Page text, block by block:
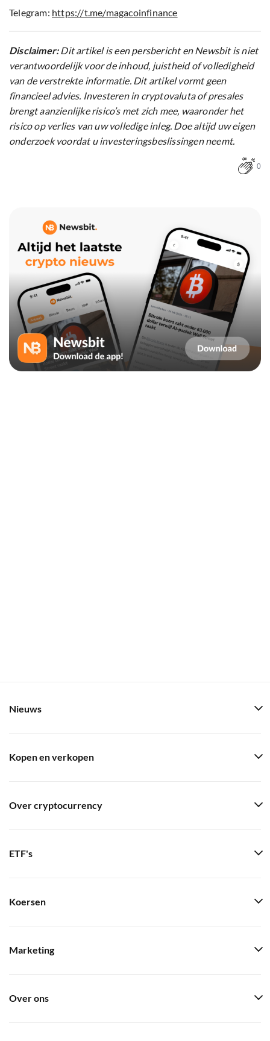
Telegram: https://t.me/magacoinfinance
Disclaimer:Dit artikel is een persbericht en Newsbit is niet
verantwoordelijk voor de inhoud, juistheid of volledigheid
van de verstrekte informatie. Dit artikel vormt geen
financieel advies. Investeren in cryptovaluta of presales
brengt aanzienlijke risico’s met zich mee, waaronder het
risico op verlies van uw volledige inleg. Doe altijd uw eigen
onderzoek voordat u investeringsbeslissingen neemt.
0
Nieuws
Kopen en verkopen
Over cryptocurrency
ETF's
Koersen
Marketing
Over ons